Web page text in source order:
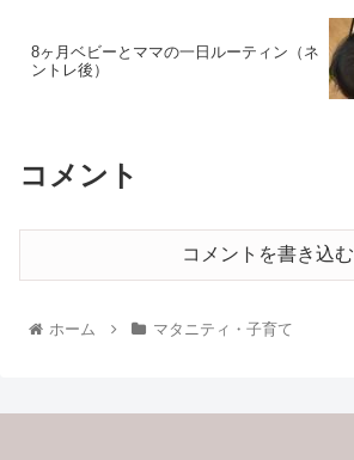
8ヶ月ベビーとママの一日ルーティン（ネ
ントレ後）
コメント
コメントを書き込む
ホーム マタニティ・子育て